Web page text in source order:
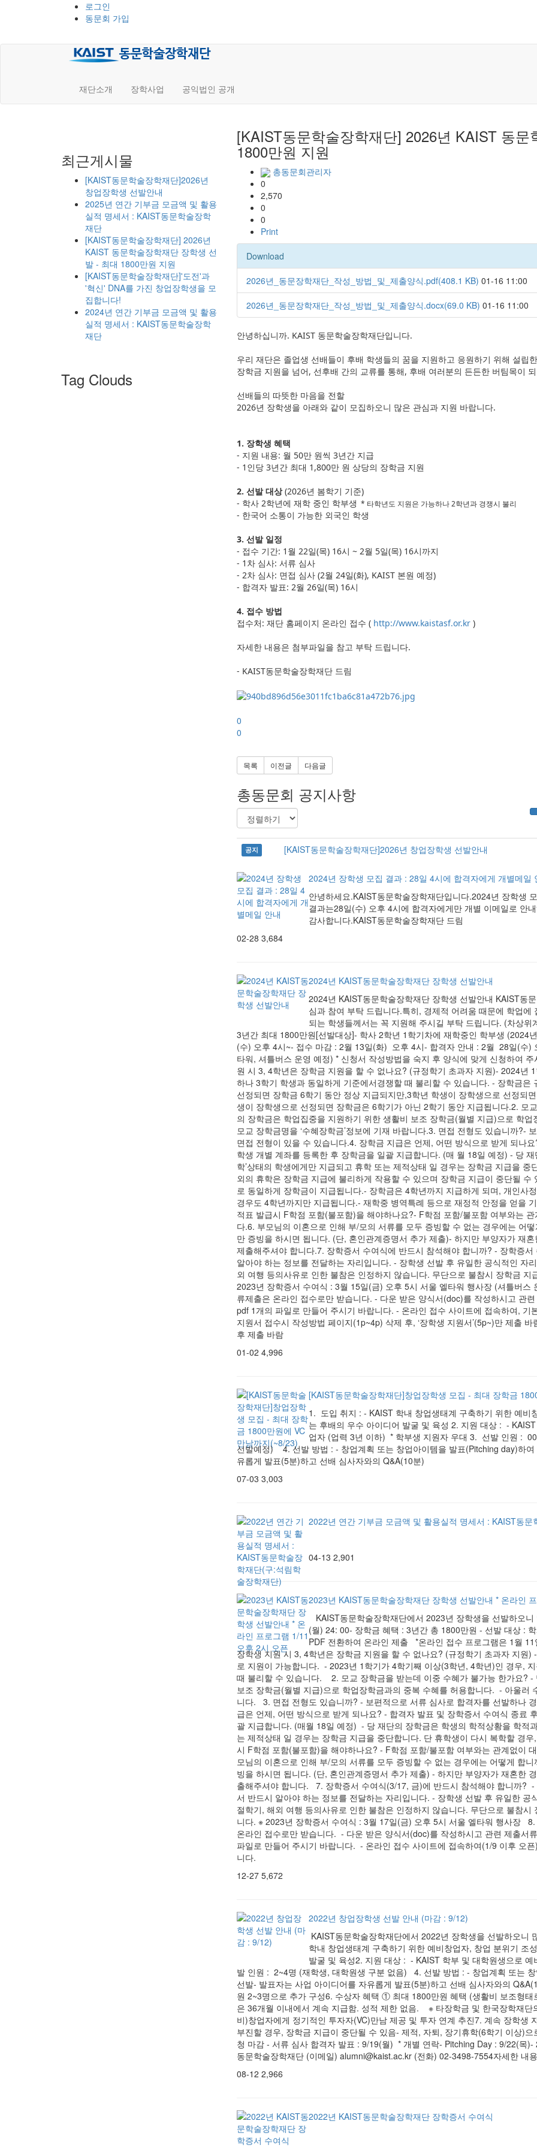
로그인
동문회 가입
재단소개 장학사업 공익법인 공개
최근게시물
[KAIST동문학술장학재단]2026년
창업장학생 선발안내
2025년 연간 기부금 모금액 및 활용
실적 명세서 : KAIST동문학술장학
재단
[KAIST동문학술장학재단] 2026년
KAIST 동문학술장학재단 장학생 선
발 - 최대 1800만원 지원
[KAIST동문학술장학재단]'도전'과
'혁신' DNA를 가진 창업장학생을 모
집합니다!
2024년 연간 기부금 모금액 및 활용
실적 명세서 : KAIST동문학술장학
재단
Tag Clouds
[KAIST동문학술장학재단] 2026년 KAIST 동
1800만원 지원
총동문회관리자
0
2,570
0
0
Print
Download
2026년_동문장학재단_작성_방법_및_제출양식.pdf(408.1 KB) 01-16 11:00
2026년_동문장학재단_작성_방법_및_제출양식.docx(69.0 KB) 01-16 11:00
안녕하십니까. KAIST 동문학술장학재단입니다.
우리 재단은 졸업생 선배들이 후배 학생들의 꿈을 지원하고 응원하기 위해 설립
장학금 지원을 넘어, 선후배 간의 교류를 통해, 후배 여러분의 든든한 버팀목이
선배들의 따뜻한 마음을 전할
2026년 장학생을 아래와 같이 모집하오니 많은 관심과 지원 바랍니다.
1. 장학생 혜택
- 지원 내용: 월 50만 원씩 3년간 지급
- 1인당 3년간 최대 1,800만 원 상당의 장학금 지원
2. 선발 대상(2026년 봄학기 기준)
- 학사 2학년에 재학 중인 학부생 * 타학년도 지원은 가능하나 2학년과 경쟁시 불리
- 한국어 소통이 가능한 외국인 학생
3. 선발 일정
- 접수 기간: 1월 22일(목) 16시 ~ 2월 5일(목) 16시까지
- 1차 심사: 서류 심사
- 2차 심사: 면접 심사 (2월 24일(화), KAIST 본원 예정)
- 합격자 발표: 2월 26일(목) 16시
4. 접수 방법
접수처: 재단 홈페이지 온라인 접수 ( http://www.kaistasf.or.kr)
자세한 내용은 첨부파일을 참고 부탁 드립니다.
- KAIST동문학술장학재단 드림
0
0
목록
이전글 다음글
총동문회 공지사항
공지 [KAIST동문학술장학재단]2026년 창업장학생 선발안내
2024년 장학생 모집 결과 : 28일 4시에 합격자에게 개별메일
안녕하세요.KAIST동문학술장학재단입니다.2024년 장학생
결과는28일(수) 오후 4시에 합격자에게만 개별 이메일로 안
감사합니다.KAIST동문학술장학재단 드림
02-28 3,684
2024년 KAIST동문학술장학재단 장학생 선발안내
2024년 KAIST동문학술장학재단 장학생 선발안내 KAIST동
심과 참여 부탁 드립니다.특히, 경제적 어려움 때문에 학업
되는 학생들께서는 꼭 지원해 주시길 부탁 드립니다. (차상
3년간 최대 1800만원[선발대상]- 학사 2학년 1학기차에 재학중인 학부생 (2024
(수) 오후 4시~- 접수 마감 : 2월 13일(화) 오후 4시- 합격자 안내 : 2월 28일(수)
타워, 셔틀버스 운영 예정) * 신청서 작성방법을 숙지 후 양식에 맞게 신청하여
원 시 3, 4학년은 장학금 지원을 할 수 없나요? (규정학기 초과자 지원)- 2024년
하나 3학기 학생과 동일하게 기준에서경쟁할 때 불리할 수 있습니다. - 장학금
선정되면 장학금 6학기 동안 정상 지급되지만,3학년 학생이 장학생으로 선정되
생이 장학생으로 선정되면 장학금은 6학기가 아닌 2학기 동안 지급됩니다.2. 모
의 장학금은 학업집중을 지원하기 위한 생활비 보조 장학금(월별 지급)으로 학
모교 장학금명을 ‘수혜장학금’정보에 기재 바랍니다.3. 면접 전형도 있습니까?-
면접 전형이 있을 수 있습니다.4. 장학금 지급은 언제, 어떤 방식으로 받게 되나
학생 개별 계좌를 등록한 후 장학금을 일괄 지급합니다. (매 월 18일 예정) - 당
학’상태의 학생에게만 지급되고 휴학 또는 제적상태 일 경우는 장학금 지급을
외의 휴학은 장학금 지급에 불리하게 작용할 수 있으며 장학금 지급이 중단될 수
로 동일하게 장학금이 지급됩니다.- 장학금은 4학년까지 지급하게 되며, 개인사
경우도 4학년까지만 지급됩니다.- 재학중 병역특례 등으로 재정적 안정을 얻을
적표 발급시 F학점 포함(불포함)을 해야하나요?- F학점 포함/불포함 여부와는
다.6. 부모님의 이혼으로 인해 부/모의 서류를 모두 증빙할 수 없는 경우에는 어
만 증빙을 하시면 됩니다. (단, 혼인관계증명서 추가 제출)- 하지만 부양자가 재
제출해주셔야 합니다.7. 장학증서 수여식에 반드시 참석해야 합니까? - 장학증
알아야 하는 정보를 전달하는 자리입니다. - 장학생 선발 후 유일한 공식적인 자
외 여행 등의사유로 인한 불참은 인정하지 않습니다. 무단으로 불참시 장학금
2023년 장학증서 수여식 : 3월 15일(금) 오후 5시 서울 엘타워 행사장 (셔틀버
류제출은 온라인 접수로만 받습니다. - 다운 받은 양식서(doc)를 작성하시고 관
pdf 1개의 파일로 만들어 주시기 바랍니다. - 온라인 접수 사이트에 접속하여,
지원서 접수시 작성방법 페이지(1p~4p) 삭제 후, ‘장학생 지원서’(5p~)만 제출
후 제출 바람
01-02 4,996
[KAIST동문학술장학재단]창업장학생 모집 - 최대 장학금
1. 도입 취지 : - KAIST 학내 창업생태계 구축하기 위한 예비
는 후배의 우수 아이디어 발굴 및 육성 2. 지원 대상 : -
업자 (업력 3년 이하) * 학부생 지원자 우대 3. 선발 인원 :
선발예정) 4. 선발 방법 : - 창업계획 또는 창업아이템을 발표(Pitching day)하
유롭게 발표(5분)하고 선배 심사자와의 Q&A(10분)
07-03 3,003
2022년 연간 기부금 모금액 및 활용실적 명세서 : KAIST동
04-13 2,901
2023년 KAIST동문학술장학재단 장학생 선발안내 * 온라인
KAIST동문학술장학재단에서 2023년 장학생을 선발하오
(월) 24: 00- 장학금 혜택 : 3년간 총 1800만원 - 선발 대상 :
PDF 전환하여 온라인 제출 *온라인 접수 프로그램은 1월
장학생 지원 시 3, 4학년은 장학금 지원을 할 수 없나요? (규정학기 초과자 지원
로 지원이 가능합니다. - 2023년 1학기가 4학기째 이상(3학년, 4학년)인 경우,
때 불리할 수 있습니다. 2. 모교 장학금을 받는데 이중 수혜가 불가능 한가요? -
보조 장학금(월별 지급)으로 학업장학금과의 중복 수혜를 허용합니다. - 아울러
니다. 3. 면접 전형도 있습니까? - 보편적으로 서류 심사로 합격자를 선발하나
급은 언제, 어떤 방식으로 받게 되나요? - 합격자 발표 및 장학증서 수여식 종료
괄 지급합니다. (매월 18일 예정) - 당 재단의 장학금은 학생의 학적상황을 학적
는 제적상태 일 경우는 장학금 지급을 중단합니다. 단 휴학생이 다시 복학할 경
시 F학점 포함(불포함)을 해야하나요? - F학점 포함/불포함 여부와는 관계없이
모님의 이혼으로 인해 부/모의 서류를 모두 증빙할 수 없는 경우에는 어떻게 합
빙을 하시면 됩니다. (단, 혼인관계증명서 추가 제출) - 하지만 부양자가 재혼한
출해주셔야 합니다. 7. 장학증서 수여식(3/17, 금)에 반드시 참석해야 합니까?
서 반드시 알아야 하는 정보를 전달하는 자리입니다. - 장학생 선발 후 유일한
절학기, 해외 여행 등의사유로 인한 불참은 인정하지 않습니다. 무단으로 불참
니다. ※ 2023년 장학증서 수여식 : 3월 17일(금) 오후 5시 서울 엘타워 행사장
온라인 접수로만 받습니다. - 다운 받은 양식서(doc)를 작성하시고 관련 제출서
파일로 만들어 주시기 바랍니다. - 온라인 접수 사이트에 접속하여(1/9 이후 오
니다.
12-27 5,672
2022년 창업장학생 선발 안내 (마감 : 9/12)
KAIST동문학술장학재단에서 2022년 장학생을 선발하오니
학내 창업생태계 구축하기 위한 예비창업자, 창업 분위기 조
발굴 및 육성2. 지원 대상 : - KAIST 학부 및 대학원생으로
발 인원 : 2~4명 (재학생, 대학원생 구분 없음) 4. 선발 방법 : - 창업계획 또는
선발- 발표자는 사업 아이디어를 자유롭게 발표(5분)하고 선배 심사자와의
원 2~3명으로 추가 구성6. 수상자 혜택 ① 최대 1800만원 혜택 (생활비 보조형
은 36개월 이내에서 계속 지급함. 성적 제한 없음. ※ 타장학금 및 한국장학재단
비)창업자에게 정기적인 투자자(VC)만남 제공 및 투자 연계 추진7. 계속 장학생
부진할 경우, 장학금 지급이 중단될 수 있음- 제적, 자퇴, 장기휴학(6학기 이상)
청 마감 - 서류 심사 합격자 발표 : 9/19(월) * 개별 연락- Pitching Day : 9/22(목
동문학술장학재단 (이메일) alumni@kaist.ac.kr (전화) 02-3498-7554자세한 내
08-12 2,966
2022년 KAIST동문학술장학재단 장학증서 수여식